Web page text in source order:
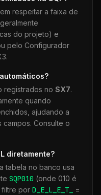
respeitar a faixa de
do projeto) e
pelo Configurador
registrados no SX7.
quando
ajudando a
Consulte o
diretamente?
tabela no banco usa
SQP010 (onde 010 é
filtre por D_E_L_E_T_
=